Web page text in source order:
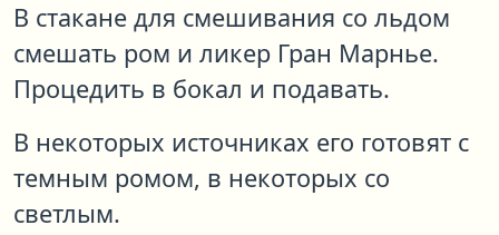
В стакане для смешивания со льдом
смешать ром и ликер Гран Марнье.
Процедить в бокал и подавать.
В некоторых источниках его готовят с
темным ромом, в некоторых со
светлым.